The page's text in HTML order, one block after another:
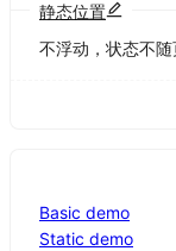
静态位置
不浮动，状态不随
Basic demo
Static demo